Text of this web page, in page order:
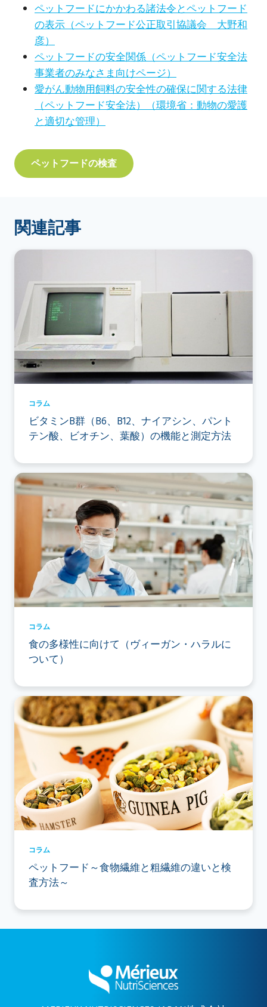
ペットフードにかかわる諸法令とペットフード
の表示（ペットフード公正取引協議会 大野和
彦）
ペットフードの安全関係（ペットフード安全法
事業者のみなさま向けページ）
愛がん動物用飼料の安全性の確保に関する法律
（ペットフード安全法）（環境省：動物の愛護
と適切な管理）
ペットフードの検査
関連記事
コラム
ビタミンB群（B6、B12、ナイアシン、パント
テン酸、ビオチン、葉酸）の機能と測定方法
コラム
食の多様性に向けて（ヴィーガン・ハラルに
ついて）
コラム
ペットフード～食物繊維と粗繊維の違いと検
査方法～